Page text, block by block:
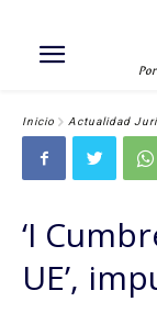
Inicio Actualidad
‘I
UE’,